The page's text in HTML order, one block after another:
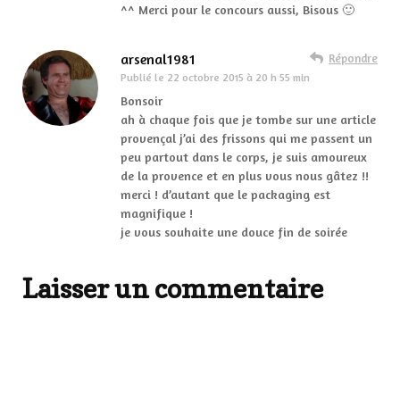
^^ Merci pour le concours aussi, Bisous 🙂
arsenal1981
Publié le 22 octobre 2015 à 20 h 55 min
Répondre
Bonsoir
ah à chaque fois que je tombe sur une article
provençal j’ai des frissons qui me passent un
peu partout dans le corps, je suis amoureux
de la provence et en plus vous nous gâtez !!
merci ! d’autant que le packaging est
magnifique !
je vous souhaite une douce fin de soirée
Laisser un commentaire